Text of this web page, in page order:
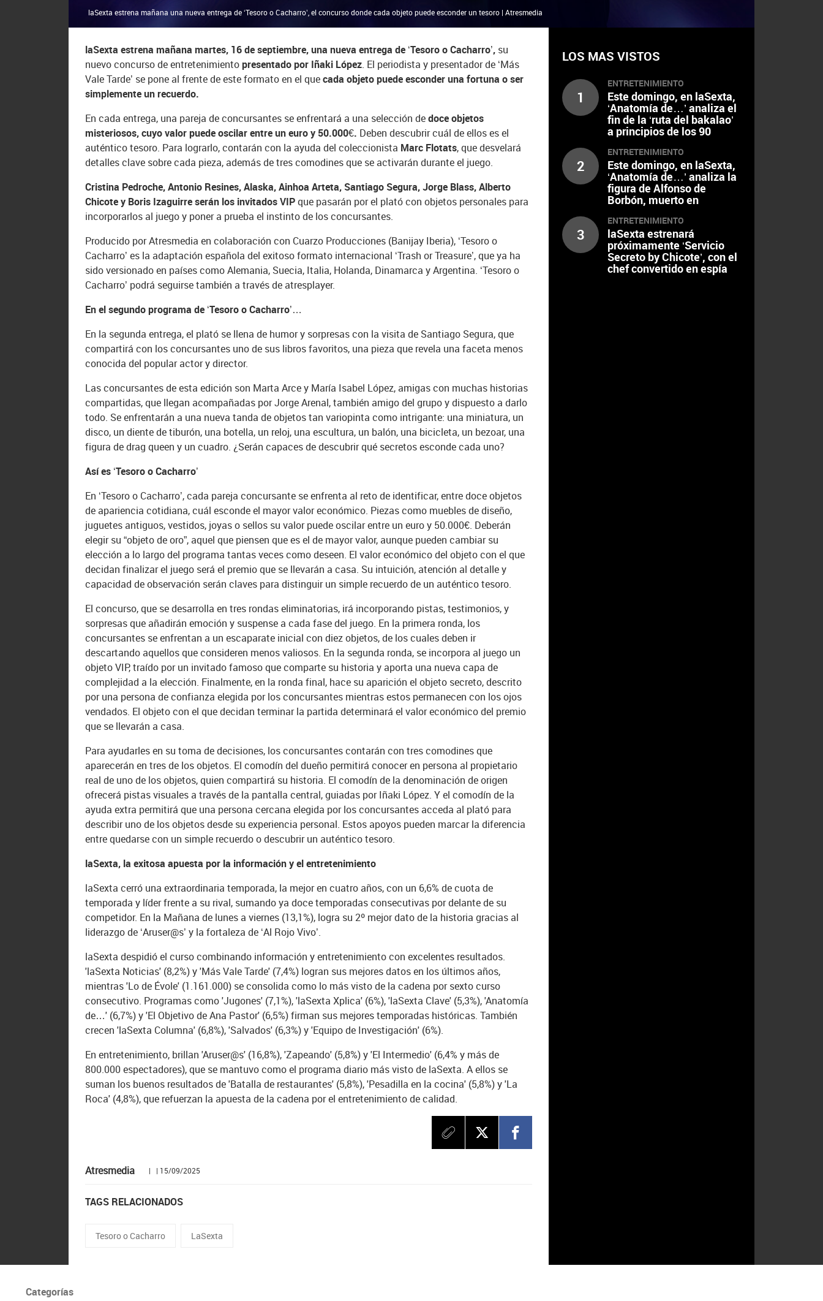
laSexta estrena mañana una nueva entrega de ‘Tesoro o Cacharro’, el concurso donde cada objeto puede esconder un tesoro | Atresmedia
laSexta estrena mañana martes, 16 de septiembre, una nueva entrega de ‘Tesoro o Cacharro’, su
nuevo concurso de entretenimientopresentado por Iñaki López. El periodista y presentador de ‘Más
Vale Tarde’ se pone al frente de este formato en el quecada objeto puede esconder una fortuna o ser
simplemente un recuerdo.
En cada entrega, una pareja de concursantes se enfrentará a una selección dedoce objetos
misteriosos, cuyo valor puede oscilar entre un euro y 50.000€. Deben descubrir cuál de ellos es el
auténtico tesoro. Para lograrlo, contarán con la ayuda del coleccionista Marc Flotats, que desvelará
detalles clave sobre cada pieza, además de tres comodines que se activarán durante el juego.
Cristina Pedroche, Antonio Resines, Alaska, Ainhoa Arteta, Santiago Segura, Jorge Blass, Alberto
Chicote y Boris Izaguirre serán los invitados VIPque pasarán por el plató con objetos personales para
incorporarlos al juego y poner a prueba el instinto de los concursantes.
Producido por Atresmedia en colaboración con Cuarzo Producciones (Banijay Iberia), ‘Tesoro o
Cacharro’ es la adaptación española del exitoso formato internacional ‘Trash or Treasure’, que ya ha
sido versionado en países como Alemania, Suecia, Italia, Holanda, Dinamarca y Argentina. ‘Tesoro o
Cacharro’ podrá seguirse también a través de atresplayer.
En el segundo programa de ‘Tesoro o Cacharro’…
En la segunda entrega, el plató se llena de humor y sorpresas con la visita de Santiago Segura, que
compartirá con los concursantes uno de sus libros favoritos, una pieza que revela una faceta menos
conocida del popular actor y director.
Las concursantes de esta edición son Marta Arce y María Isabel López, amigas con muchas historias
compartidas, que llegan acompañadas por Jorge Arenal, también amigo del grupo y dispuesto a darlo
todo. Se enfrentarán a una nueva tanda de objetos tan variopinta como intrigante: una miniatura, un
disco, un diente de tiburón, una botella, un reloj, una escultura, un balón, una bicicleta, un bezoar, una
figura de drag queen y un cuadro. ¿Serán capaces de descubrir qué secretos esconde cada uno?
Así es ‘Tesoro o Cacharro’
En ‘Tesoro o Cacharro’, cada pareja concursante se enfrenta al reto de identificar, entre doce objetos
de apariencia cotidiana, cuál esconde el mayor valor económico. Piezas como muebles de diseño,
juguetes antiguos, vestidos, joyas o sellos su valor puede oscilar entre un euro y 50.000€. Deberán
elegir su “objeto de oro”, aquel que piensen que es el de mayor valor, aunque pueden cambiar su
elección a lo largo del programa tantas veces como deseen. El valor económico del objeto con el que
decidan finalizar el juego será el premio que se llevarán a casa. Su intuición, atención al detalle y
capacidad de observación serán claves para distinguir un simple recuerdo de un auténtico tesoro.
El concurso, que se desarrolla en tres rondas eliminatorias, irá incorporando pistas, testimonios, y
sorpresas que añadirán emoción y suspense a cada fase del juego. En la primera ronda, los
concursantes se enfrentan a un escaparate inicial con diez objetos, de los cuales deben ir
descartando aquellos que consideren menos valiosos. En la segunda ronda, se incorpora al juego un
objeto VIP, traído por un invitado famoso que comparte su historia y aporta una nueva capa de
complejidad a la elección. Finalmente, en la ronda final, hace su aparición el objeto secreto, descrito
por una persona de confianza elegida por los concursantes mientras estos permanecen con los ojos
vendados. El objeto con el que decidan terminar la partida determinará el valor económico del premio
que se llevarán a casa.
Para ayudarles en su toma de decisiones, los concursantes contarán con tres comodines que
aparecerán en tres de los objetos. El comodín del dueño permitirá conocer en persona al propietario
real de uno de los objetos, quien compartirá su historia. El comodín de la denominación de origen
ofrecerá pistas visuales a través de la pantalla central, guiadas por Iñaki López. Y el comodín de la
ayuda extra permitirá que una persona cercana elegida por los concursantes acceda al plató para
describir uno de los objetos desde su experiencia personal. Estos apoyos pueden marcar la diferencia
entre quedarse con un simple recuerdo o descubrir un auténtico tesoro.
laSexta, la exitosa apuesta por la información y el entretenimiento
laSexta cerró una extraordinaria temporada, la mejor en cuatro años, con un 6,6% de cuota de
temporada y líder frente a su rival, sumando ya doce temporadas consecutivas por delante de su
competidor. En la Mañana de lunes a viernes (13,1%), logra su 2º mejor dato de la historia gracias al
liderazgo de ‘Aruser@s’ y la fortaleza de ‘Al Rojo Vivo’.
laSexta despidió el curso combinando información y entretenimiento con excelentes resultados.
'laSexta Noticias' (8,2%) y 'Más Vale Tarde' (7,4%) logran sus mejores datos en los últimos años,
mientras 'Lo de Évole' (1.161.000) se consolida como lo más visto de la cadena por sexto curso
consecutivo. Programas como 'Jugones' (7,1%), 'laSexta Xplica' (6%), 'laSexta Clave' (5,3%), 'Anatomía
de…' (6,7%) y 'El Objetivo de Ana Pastor' (6,5%) firman sus mejores temporadas históricas. También
crecen 'laSexta Columna' (6,8%), 'Salvados' (6,3%) y 'Equipo de Investigación' (6%).
En entretenimiento, brillan 'Aruser@s' (16,8%), 'Zapeando' (5,8%) y 'El Intermedio' (6,4% y más de
800.000 espectadores), que se mantuvo como el programa diario más visto de laSexta. A ellos se
suman los buenos resultados de 'Batalla de restaurantes' (5,8%), 'Pesadilla en la cocina' (5,8%) y 'La
Roca' (4,8%), que refuerzan la apuesta de la cadena por el entretenimiento de calidad.
Atresmedia | | 15/09/2025
TAGS RELACIONADOS
Tesoro o Cacharro LaSexta
LOS MAS VISTOS
1
ENTRETENIMIENTO
Este domingo, en laSexta,
‘Anatomía de…’ analiza el
fin de la ‘ruta del bakalao’
a principios de los 90
2
ENTRETENIMIENTO
Este domingo, en laSexta,
‘Anatomía de…’ analiza la
figura de Alfonso de
Borbón, muerto en
aspirante al trono
3
ENTRETENIMIENTO
laSexta estrenará
próximamente ‘Servicio
Secreto by Chicote’, con el
chef convertido en espía
ante restaurantes al borde
Categorías